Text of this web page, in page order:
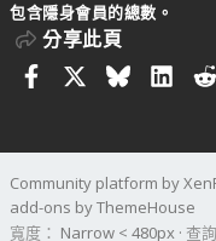
包含隱身會員的總數。
分享此頁
FacebookBluesky
Community platform by
add-ons by ThemeHouse
寬度
查詢